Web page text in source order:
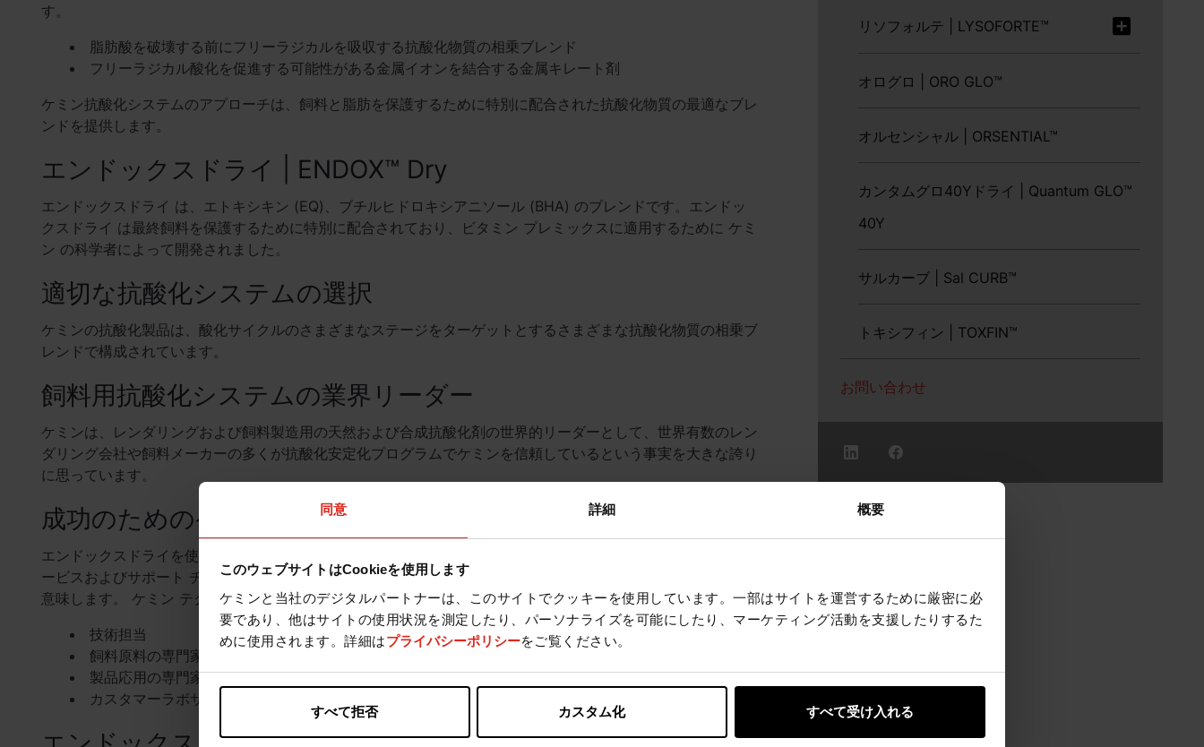
同意 詳細 概要
このウェブサイトはCookieを使用します
ケミンと当社のデジタルパートナーは、このサイトでクッキーを使用しています。一部はサイトを運営するために厳密に必
要であり、他はサイトの使用状況を測定したり、パーソナライズを可能にしたり、マーケティング活動を支援したりするた
めに使用されます。詳細はプライバシーポリシーをご覧ください。
すべて拒否 カスタム化 すべて受け入れる
す。
脂肪酸を破壊する前にフリーラジカルを吸収する抗酸化物質の相乗ブレンド
フリーラジカル酸化を促進する可能性がある金属イオンを結合する金属キレート剤
ケミン抗酸化システムのアプローチは、飼料と脂肪を保護するために特別に配合された抗酸化物質の最適なブレ
ンドを提供します。
エンドックスドライ | ENDOX™ Dry
エンドックスドライ は、エトキシキン (EQ)、ブチルヒドロキシアニソール (BHA) のブレンドです。エンドッ
クスドライ は最終飼料を保護するために特別に配合されており、ビタミン プレミックスに適用するために ケミ
ン の科学者によって開発されました。
適切な抗酸化システムの選択
ケミンの抗酸化製品は、酸化サイクルのさまざまなステージをターゲットとするさまざまな抗酸化物質の相乗ブ
レンドで構成されています。
飼料用抗酸化システムの業界リーダー
ケミンは、レンダリングおよび飼料製造用の天然および合成抗酸化剤の世界的リーダーとして、世界有数のレン
ダリング会社や飼料メーカーの多くが抗酸化安定化プログラムでケミンを信頼しているという事実を大きな誇り
に思っています。
成功のためのケミンの公式
エンドックスドライを使用すると、優れた抗酸化物質以上の効果が得られます。 ケミンと提携することは、サ
ービスおよびサポート チームの完全な専門知識とサポートを受け、必要な鮮度保護を確実に受けられることを
意味します。 ケミン テクニカル サポート チームには次のメンバーが含まれます。
技術担当
飼料原料の専門家
製品応用の専門家
カスタマーラボサービス
リソフォルテ | LYSOFORTE™
オログロ | ORO GLO™
オルセンシャル | ORSENTIAL™
カンタムグロ40Yドライ | Quantum GLO™
40Y
サルカーブ | Sal CURB™
トキシフィン | TOXFIN™
お問い合わせ